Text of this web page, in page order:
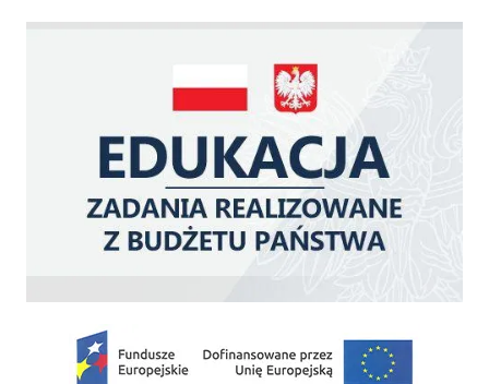
Zakup fabrycznie nowego, średniego samochodu ratowniczo-gaśniczego z